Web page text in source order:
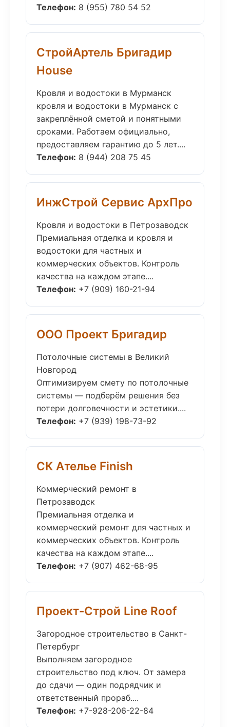
Телефон: 8 (955) 780 54 52
СтройАртель Бригадир
House
Кровля и водостоки в Мурманск
кровля и водостоки в Мурманск с
закреплённой сметой и понятными
сроками. Работаем официально,
предоставляем гарантию до 5 лет....
Телефон: 8 (944) 208 75 45
ИнжСтрой Сервис АрхПро
Кровля и водостоки в Петрозаводск
Премиальная отделка и кровля и
водостоки для частных и
коммерческих объектов. Контроль
качества на каждом этапе....
Телефон: +7 (909) 160-21-94
ООО Проект Бригадир
Потолочные системы в Великий
Новгород
Оптимизируем смету по потолочные
системы — подберём решения без
потери долговечности и эстетики....
Телефон: +7 (939) 198-73-92
СК Ателье Finish
Коммерческий ремонт в
Петрозаводск
Премиальная отделка и
коммерческий ремонт для частных и
коммерческих объектов. Контроль
качества на каждом этапе....
Телефон: +7 (907) 462-68-95
Проект-Строй Line Roof
Загородное строительство в Санкт-
Петербург
Выполняем загородное
строительство под ключ. От замера
до сдачи — один подрядчик и
ответственный прораб....
Телефон: +7-928-206-22-84